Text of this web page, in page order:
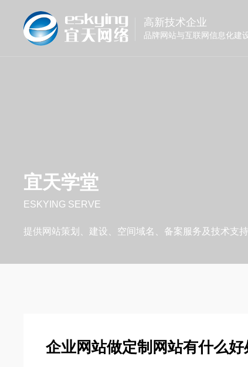
高新技术企业
品牌网站与互联网信息化建
宜天学堂
ESKYING SERVE
提供网站策划、建设、空间域名、备案服务及技术支
企业网站做定制网站有什么好